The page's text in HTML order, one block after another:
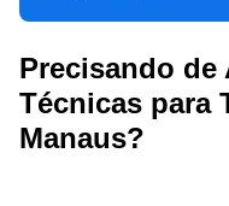
Precisando de
Técnicas para
Manaus?